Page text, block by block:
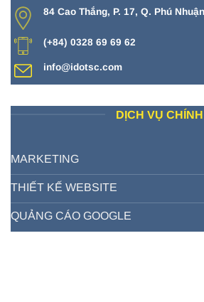
84 Cao Thắng, P. 17, Q. Phú
(+84) 0328 69 69 62
info@idotsc.com
DỊCH VỤ CHÍNH
MARKETING
THIẾT KẾ WEBSITE
QUẢNG CÁO GOOGLE